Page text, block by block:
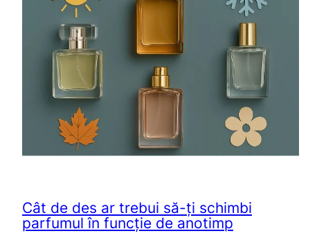
Cât de des ar trebui să-ți schimbi
parfumul în funcție de anotimp